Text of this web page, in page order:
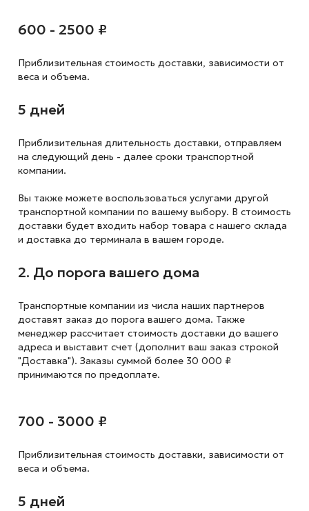
600 - 2500 ₽
Приблизительная стоимость доставки, зависимости от
веса и объема.
5 дней
Приблизительная длительность доставки, отправляем
на следующий день - далее сроки транспортной
компании.
Вы также можете воспользоваться услугами другой
транспортной компании по вашему выбору. В стоимость
доставки будет входить набор товара с нашего склада
и доставка до терминала в вашем городе.
2. До порога вашего дома
Транспортные компании из числа наших партнеров
доставят заказ до порога вашего дома. Также
менеджер рассчитает стоимость доставки до вашего
адреса и выставит счет (дополнит ваш заказ строкой
"Доставка"). Заказы суммой более 30 000 ₽
принимаются по предоплате.
700 - 3000 ₽
Приблизительная стоимость доставки, зависимости от
веса и объема.
5 дней